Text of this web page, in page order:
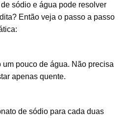
sódio e água pode resolver
Então veja o passo a passo
pouco de água. Não precisa
apenas quente.
de sódio para cada duas